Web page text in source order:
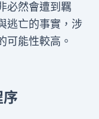
必然會遭到羈
逃亡的事實，涉
可能性較高。
序